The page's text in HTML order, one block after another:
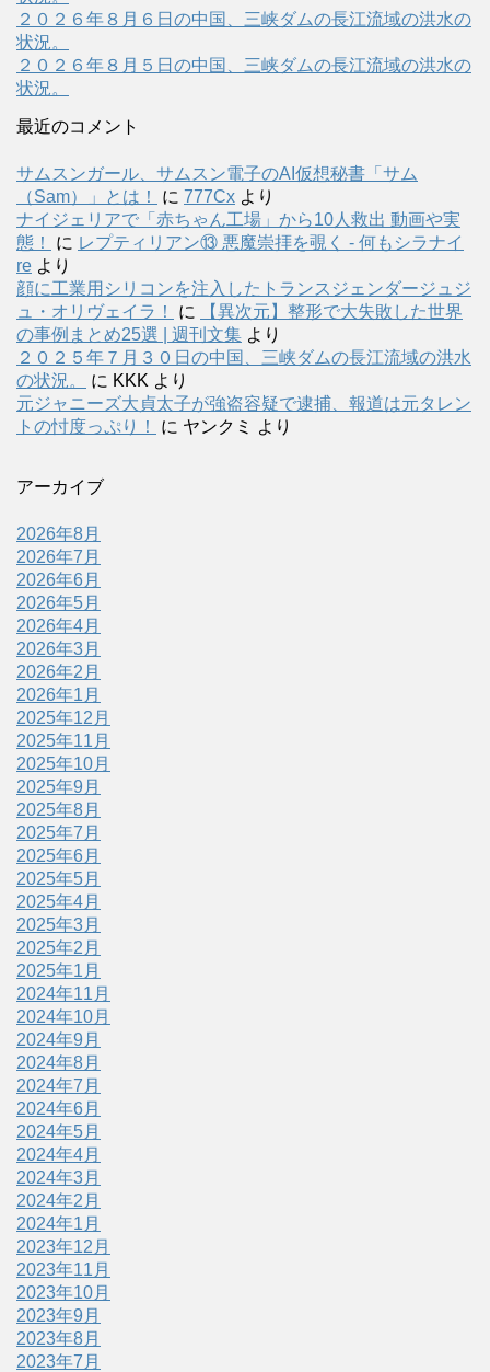
２０２６年８月６日の中国、三峡ダムの長江流域の洪水の
状況。
２０２６年８月５日の中国、三峡ダムの長江流域の洪水の
状況。
最近のコメント
サムスンガール、サムスン電子のAI仮想秘書「サム
（Sam）」とは！
に 777Cx より
ナイジェリアで「赤ちゃん工場」から10人救出 動画や実
態！
に レプティリアン⑬ 悪魔崇拝を覗く - 何もシラナイ
re より
顔に工業用シリコンを注入したトランスジェンダージュジ
ュ・オリヴェイラ！
に
【異次元】整形で大失敗した世界
の事例まとめ25選 | 週刊文集 より
２０２５年７月３０日の中国、三峡ダムの長江流域の洪水
の状況。
に KKK より
元ジャニーズ大貞太子が強盗容疑で逮捕、報道は元タレン
トの忖度っぷり！
に ヤンクミ より
アーカイブ
2026年8月
2026年7月
2026年6月
2026年5月
2026年4月
2026年3月
2026年2月
2026年1月
2025年12月
2025年11月
2025年10月
2025年9月
2025年8月
2025年7月
2025年6月
2025年5月
2025年4月
2025年3月
2025年2月
2025年1月
2024年11月
2024年10月
2024年9月
2024年8月
2024年7月
2024年6月
2024年5月
2024年4月
2024年3月
2024年2月
2024年1月
2023年12月
2023年11月
2023年10月
2023年9月
2023年8月
2023年7月